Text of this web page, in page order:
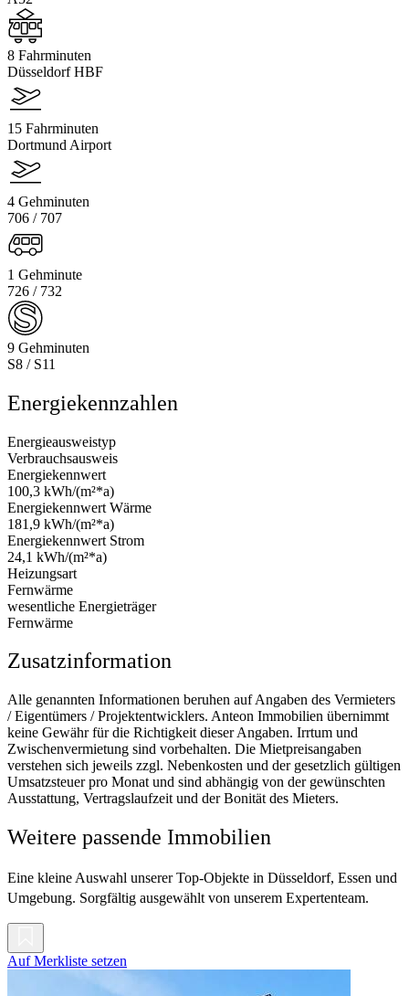
8 Fahrminuten
Düsseldorf HBF
15 Fahrminuten
Dortmund Airport
4 Gehminuten
706 / 707
1 Gehminute
726 / 732
9 Gehminuten
S8 / S11
Energiekennzahlen
Energieausweistyp
Verbrauchsausweis
Energiekennwert
100,3 kWh/(m²*a)
Energiekennwert Wärme
181,9 kWh/(m²*a)
Energiekennwert Strom
24,1 kWh/(m²*a)
Heizungsart
Fernwärme
wesentliche Energieträger
Fernwärme
Zusatzinformation
Alle genannten Informationen beruhen auf Angaben des Vermieters
/ Eigentümers / Projektentwicklers. Anteon Immobilien übernimmt
keine Gewähr für die Richtigkeit dieser Angaben. Irrtum und
Zwischenvermietung sind vorbehalten. Die Mietpreisangaben
verstehen sich jeweils zzgl. Nebenkosten und der gesetzlich gültigen
Umsatzsteuer pro Monat und sind abhängig von der gewünschten
Ausstattung, Vertragslaufzeit und der Bonität des Mieters.
Weitere passende Immobilien
Eine kleine Auswahl unserer Top-Objekte in Düsseldorf, Essen und
Umgebung. Sorgfältig ausgewählt von unserem Expertenteam.
Auf Merkliste setzen